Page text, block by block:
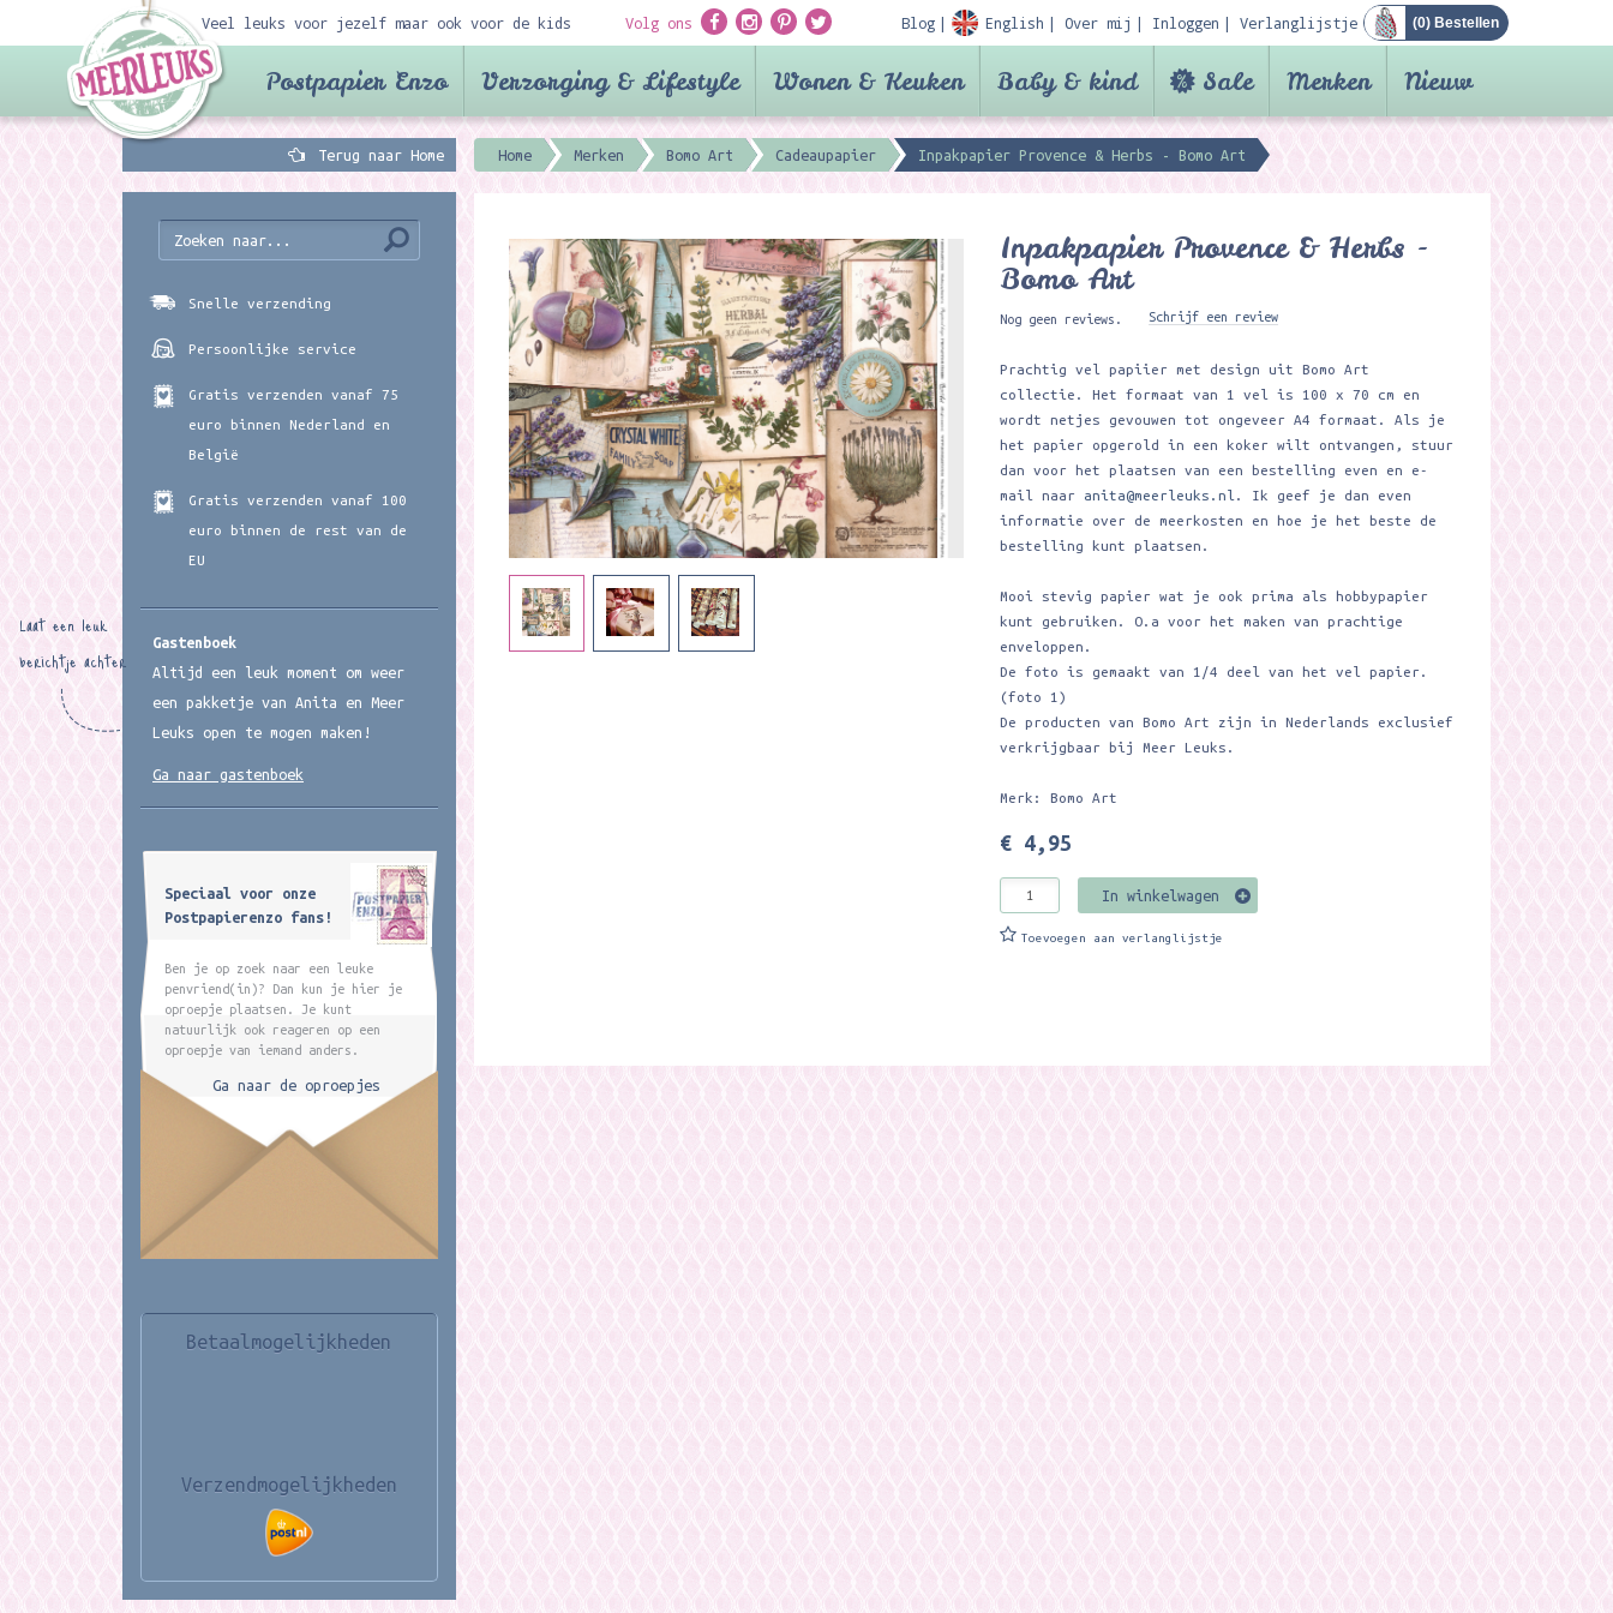
Veel leuks voor jezelf maar ook voor de kids Volg ons Blog English Over mij Inloggen Verlanglijstje (0) Bestellen
Postpapier Enzo Verzorging & Lifestyle Wonen & Keuken Baby & kind Sale Merken Nieuw
Terug naar Home Home Merken Bomo Art Cadeaupapier Inpakpapier Provence & Herbs - Bomo Art
Inpakpapier Provence & Herbs -
Bomo Art
Nog geen reviews. Schrijf een review
Prachtig vel papiier met design uit Bomo Art
collectie. Het formaat van 1 vel is 100 x 70 cm en
wordt netjes gevouwen tot ongeveer A4 formaat. Als je
het papier opgerold in een koker wilt ontvangen, stuur
dan voor het plaatsen van een bestelling even en e-
mail naar anita@meerleuks.nl . Ik geef je dan even
informatie over de meerkosten en hoe je het beste de
bestelling kunt plaatsen.
Mooi stevig papier wat je ook prima als hobbypapier
kunt gebruiken. O.a voor het maken van prachtige
enveloppen.
De foto is gemaakt van 1/4 deel van het vel papier.
(foto 1)
De producten van Bomo Art zijn in Nederlands exclusief
verkrijgbaar bij Meer Leuks.
Merk: Bomo Art
€ 4,95
In winkelwagen
Toevoegen aan verlanglijstje
Snelle verzending
Persoonlijke service
Gratis verzenden vanaf 75
euro binnen Nederland en
België
Gratis verzenden vanaf 100
euro binnen de rest van de
EU
Gastenboek
Altijd een leuk moment om weer
een pakketje van Anita en Meer
Leuks open te mogen maken!
Laat een leuk
berichtje achter
Ga naar gastenboek
Speciaal voor onze
Postpapierenzo fans!
Ben je op zoek naar een leuke
penvriend(in)? Dan kun je hier je
oproepje plaatsen. Je kunt
natuurlijk ook reageren op een
oproepje van iemand anders.
Ga naar de oproepjes
Betaalmogelijkheden
Verzendmogelijkheden